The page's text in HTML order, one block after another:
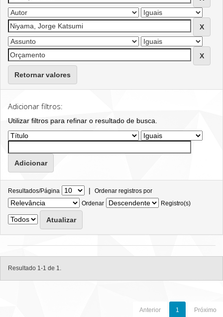
Retornar valores
Adicionar filtros:
Utilizar filtros para refinar o resultado de busca.
Resultados/Página | Ordenar registros por
Ordenar
Registro(s)
Resultado 1-1 de 1.
Anterior 1 Próximo